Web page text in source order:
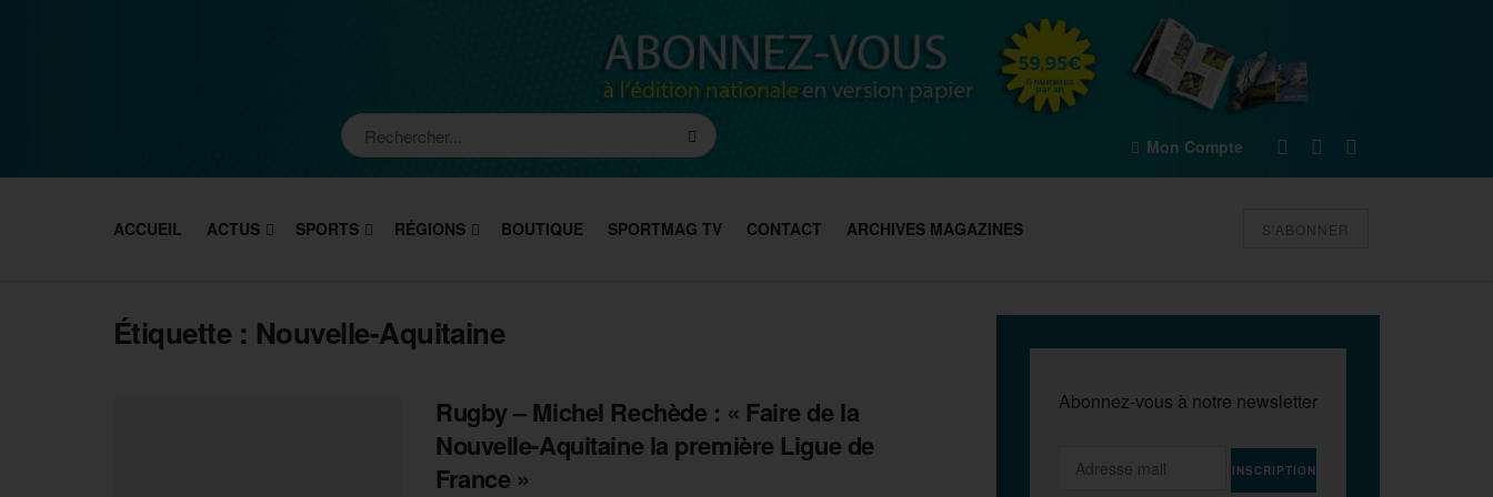
Mon Compte
ACCUEIL ACTUS SPORTS RÉGIONS BOUTIQUE SPORTMAG TV CONTACT ARCHIVES MAGAZINES S'ABONNER
Étiquette : Nouvelle-Aquitaine
Rugby – Michel Rechède : « Faire de la
Nouvelle-Aquitaine la première Ligue de
France »
Abonnez-vous à notre newsletter